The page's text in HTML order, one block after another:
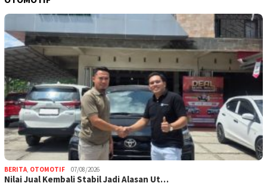
BERITA, OTOMOTIF 07/08/2026
Nilai Jual Kembali Stabil Jadi Alasan Ut…